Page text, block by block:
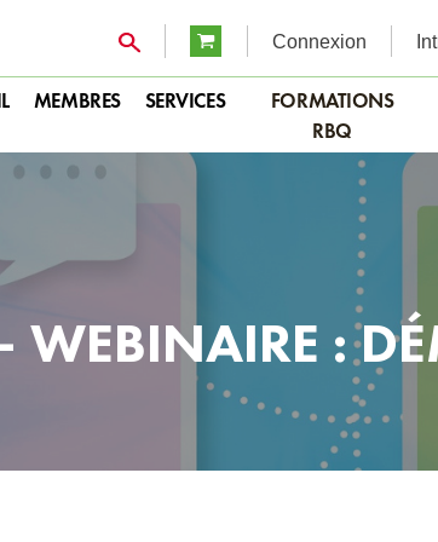
Connexion
MEMBRES SERVICES
FORMATIONS
RBQ
: